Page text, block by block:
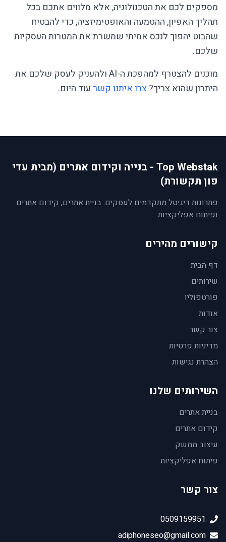
מספקים לכם את הטכנולוגיה, אלא מלווים אתכם בכל
תהליך האפיון, ההטמעה והאופטימיזציה, כדי להבטיח
שהבוט יהפוך לנכס אמיתי שמשרת את המטרות העסקיות
שלכם.
מוכנים להצטרף למהפכת ה-AI ולהעניק לעסק שלכם את
היתרון שהוא צריך?צרו איתנו קשרעוד היום.
Top Webstak - בנייה וקידום אתרים (מבית עדי
פון תקשורת)
פתרונות דיגיטל מתקדמים לעסקים. בניית אתרים, קידום אתרים
ופיתוח אפליקציות.
קישורים מהירים
דף הבית
שירותים
פורטפוליו
אודות
צור קשר
מדיניות פרטיות
הצהרת נגישות
השירותים שלנו
בניית אתרים
קידום אתרים
עיצוב ממשק
פיתוח אפליקציות
צור קשר
0509159951
adiphoneseo@gmail.com